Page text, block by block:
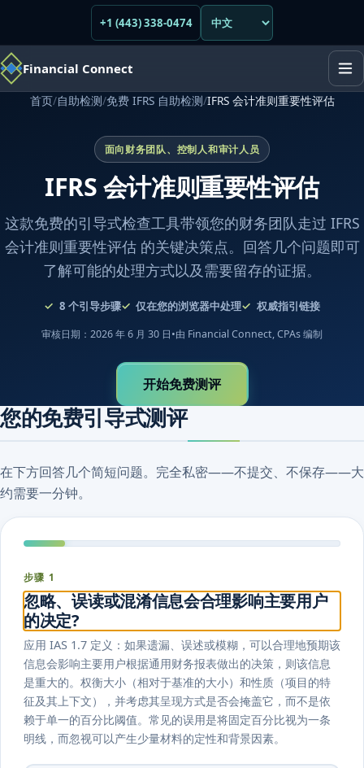
+1 (443) 338-0474
Financial Connect
首页/自助检测/免费 IFRS 自助检测/IFRS 会计准则重要性评估
面向财务团队、控制人和审计人员
IFRS 会计准则重要性评估
这款免费的引导式检查工具带领您的财务团队走过 IFRS
会计准则重要性评估 的关键决策点。回答几个问题即可
了解可能的处理方式以及需要留存的证据。
8 个引导步骤 仅在您的浏览器中处理 权威指引链接
审核日期：2026 年 6 月 30 日•由 Financial Connect, CPAs 编制
开始免费测评
您的免费引导式测评
在下方回答几个简短问题。完全私密——不提交、不保存——大
约需要一分钟。
步骤 1
忽略、误读或混淆信息会合理影响主要用户
的决定?
应用 IAS 1.7 定义：如果遗漏、误述或模糊，可以合理地预期该
信息会影响主要用户根据通用财务报表做出的决策，则该信息
是重大的。权衡大小（相对于基准的大小）和性质（项目的特
征及其上下文），并考虑其呈现方式是否会掩盖它，而不是依
赖于单一的百分比阈值。常见的误用是将固定百分比视为一条
明线，而忽视可以产生少量材料的定性和背景因素。